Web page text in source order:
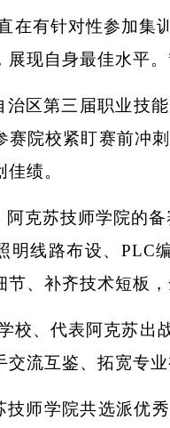
在有针对性参加集
展现自身最佳水平
治区第三届职业技
赛院校紧盯赛前冲
绩。
阿克苏技师学院的
明线路布设、PLC
节、补齐技术短板，
校、代表阿克苏出
交流互鉴、拓宽专
技师学院共选派优